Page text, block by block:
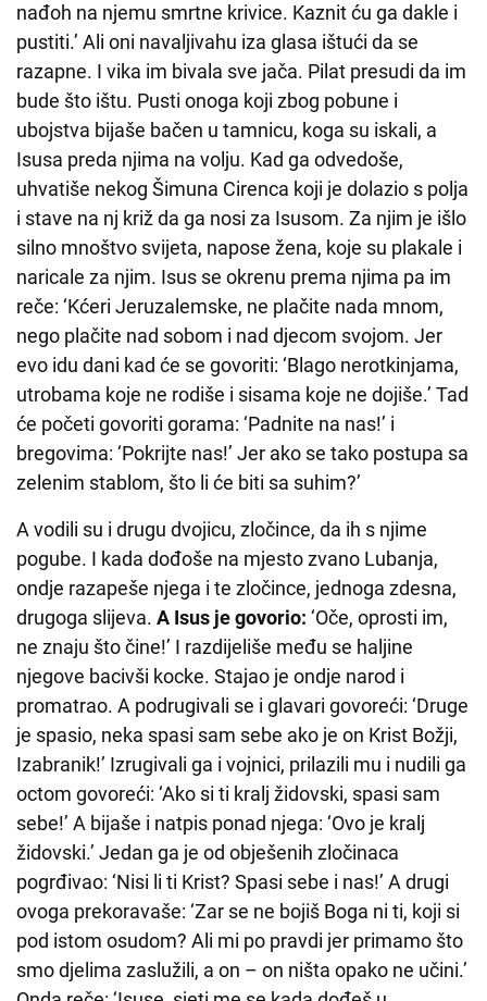
nađoh na njemu smrtne krivice. Kaznit ću ga dakle i
pustiti.’ Ali oni navaljivahu iza glasa ištući da se
razapne. I vika im bivala sve jača. Pilat presudi da im
bude što ištu. Pusti onoga koji zbog pobune i
ubojstva bijaše bačen u tamnicu, koga su iskali, a
Isusa preda njima na volju. Kad ga odvedoše,
uhvatiše nekog Šimuna Cirenca koji je dolazio s polja
i stave na nj križ da ga nosi za Isusom. Za njim je išlo
silno mnoštvo svijeta, napose žena, koje su plakale i
naricale za njim. Isus se okrenu prema njima pa im
reče: ‘Kćeri Jeruzalemske, ne plačite nada mnom,
nego plačite nad sobom i nad djecom svojom. Jer
evo idu dani kad će se govoriti: ‘Blago nerotkinjama,
utrobama koje ne rodiše i sisama koje ne dojiše.’ Tad
će početi govoriti gorama: ‘Padnite na nas!’ i
bregovima: ‘Pokrijte nas!’ Jer ako se tako postupa sa
zelenim stablom, što li će biti sa suhim?’
A vodili su i drugu dvojicu, zločince, da ih s njime
pogube. I kada dođoše na mjesto zvano Lubanja,
ondje razapeše njega i te zločince, jednoga zdesna,
drugoga slijeva. A Isus je govorio: ‘Oče, oprosti im,
ne znaju što čine!’ I razdijeliše među se haljine
njegove bacivši kocke. Stajao je ondje narod i
promatrao. A podrugivali se i glavari govoreći: ‘Druge
je spasio, neka spasi sam sebe ako je on Krist Božji,
Izabranik!’ Izrugivali ga i vojnici, prilazili mu i nudili ga
octom govoreći: ‘Ako si ti kralj židovski, spasi sam
sebe!’ A bijaše i natpis ponad njega: ‘Ovo je kralj
židovski.’ Jedan ga je od obješenih zločinaca
pogrđivao: ‘Nisi li ti Krist? Spasi sebe i nas!’ A drugi
ovoga prekoravaše: ‘Zar se ne bojiš Boga ni ti, koji si
pod istom osudom? Ali mi po pravdi jer primamo što
smo djelima zaslužili, a on – on ništa opako ne učini.’